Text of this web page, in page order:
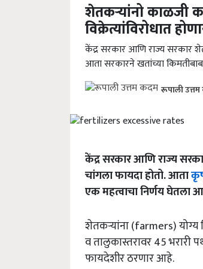
शेतकऱ्यांनो काळजी
विक्रेत्यांविरोधात
केंद्र सरकार आणि राज्य सरकार
आता सरकारने खतांच्या
रूपाली
केंद्र सरकार आणि राज्य
चांगला फायदा होतो. आता
एक महत्वाचा निर्णय घेतला
शेतकऱ्यांना (farmers) योग्य
व तालुकास्तरावर 45
फायदेशीर ठरणार आहे.